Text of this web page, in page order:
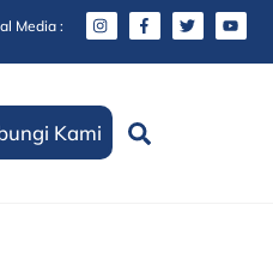
Media :
Kami